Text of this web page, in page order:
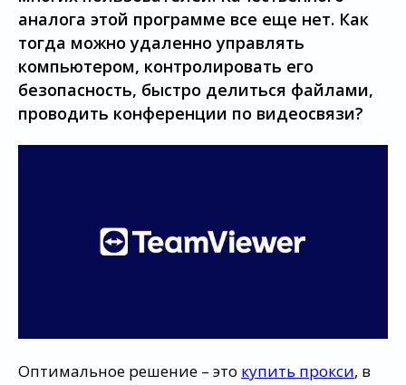
аналога этой программе все еще нет. Как
тогда можно удаленно управлять
компьютером, контролировать его
безопасность, быстро делиться файлами,
проводить конференции по видеосвязи?
Оптимальное решение – это купить прокси, в